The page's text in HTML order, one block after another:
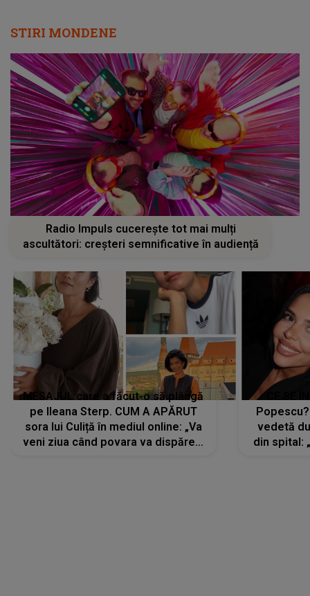
STIRI MONDENE
Radio Impuls cucerește tot mai mulți
ascultători: creșteri semnificative în audiență
MESAJUL care a făcut-o să plângă
pe Ileana Sterp. CUM A APĂRUT
sora lui Culiță în mediul online: „Va
veni ziua când povara va dispărea,
vedetă
din spital: